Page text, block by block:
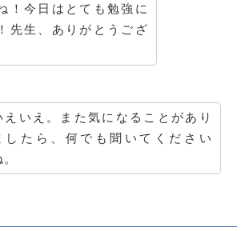
！今日はとても勉強に
先生、ありがとうござ
えいえ。また気になることがあり
したら、何でも聞いてください